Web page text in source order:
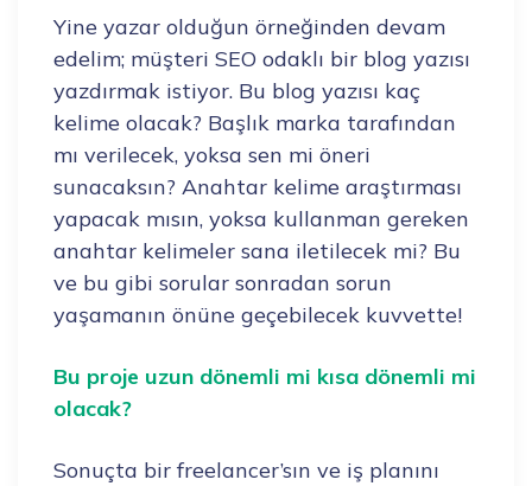
Yine yazar olduğun örneğinden devam
edelim; müşteri SEO odaklı bir blog yazısı
yazdırmak istiyor. Bu blog yazısı kaç
kelime olacak? Başlık marka tarafından
mı verilecek, yoksa sen mi öneri
sunacaksın? Anahtar kelime araştırması
yapacak mısın, yoksa kullanman gereken
anahtar kelimeler sana iletilecek mi? Bu
ve bu gibi sorular sonradan sorun
yaşamanın önüne geçebilecek kuvvette!
Bu proje uzun dönemli mi kısa dönemli mi
olacak?
Sonuçta bir freelancer’sın ve iş planını